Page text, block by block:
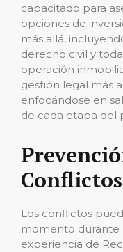
capacitado para
opciones de
más allá,
derecho civil y
operación
gestión legal más
enfocándose en
de cada etapa del
Conflictos
Los conflictos
momento durante
experiencia de